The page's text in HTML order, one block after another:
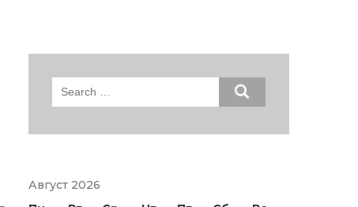
Search
Август 2026